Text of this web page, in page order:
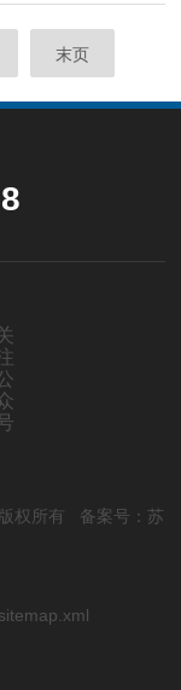
射线或γ射线，在被
重建技术，以图像...
末页
权所有 备案号：苏
sitemap.xml